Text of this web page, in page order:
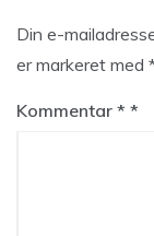
Din e-
er markeret med
Kommentar *